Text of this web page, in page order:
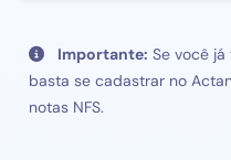
Importante: Se você já
basta se cadastrar no
notas NFS.